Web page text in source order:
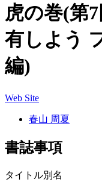
虎の巻(第
有しよう
編)
Web Site
春山 周夏
書誌事項
タイトル別名